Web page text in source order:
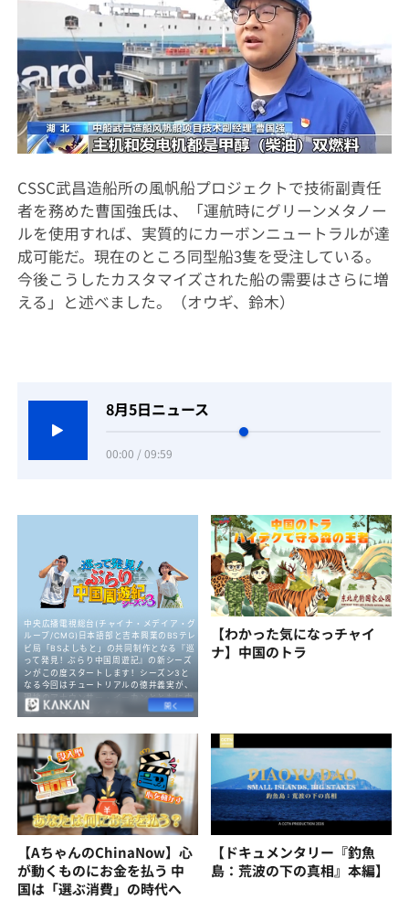
CSSC武昌造船所の風帆船プロジェクトで技術副責任
者を務めた曹国強氏は、「運航時にグリーンメタノー
ルを使用すれば、実質的にカーボンニュートラルが達
成可能だ。現在のところ同型船3隻を受注している。
今後こうしたカスタマイズされた船の需要はさらに増
える」と述べました。（オウギ、鈴木）
8月5日ニュース
00:00 / 09:59
【わかった気になっチャイ
ナ】中国のトラ
【AちゃんのChinaNow】心
が動くものにお金を払う 中
国は「選ぶ消費」の時代へ
【ドキュメンタリー『釣魚
島：荒波の下の真相』本編】